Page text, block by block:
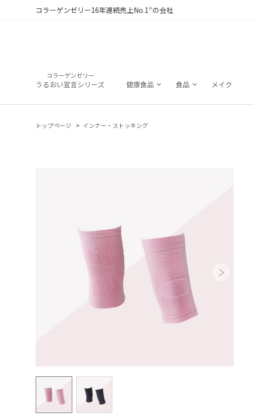
コラーゲンゼリー16年連続売上No.1※の会社
コラーゲンゼリー
うるおい宣言シリーズ 健康食品 食品 メイク
トップページ インナー・ストッキング